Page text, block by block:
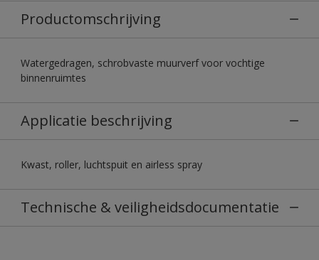
Productomschrijving
Watergedragen, schrobvaste muurverf voor vochtige
binnenruimtes
Applicatie beschrijving
Kwast, roller, luchtspuit en airless spray
Technische & veiligheidsdocumentatie